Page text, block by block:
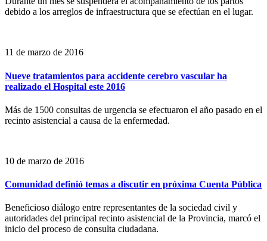
debido a los arreglos de infraestructura que se efectúan en el lugar.
11 de marzo de 2016
Nueve tratamientos para accidente cerebro vascular ha
realizado el Hospital este 2016
Más de 1500 consultas de urgencia se efectuaron el año pasado en el
recinto asistencial a causa de la enfermedad.
10 de marzo de 2016
Comunidad definió temas a discutir en próxima Cuenta Pública
Beneficioso diálogo entre representantes de la sociedad civil y
autoridades del principal recinto asistencial de la Provincia, marcó el
inicio del proceso de consulta ciudadana.